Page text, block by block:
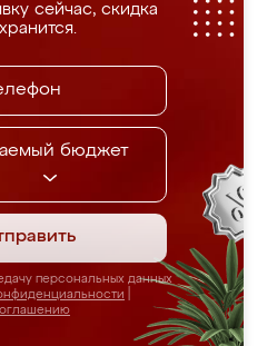
сейчас, скидка
бюджет
персональных данных